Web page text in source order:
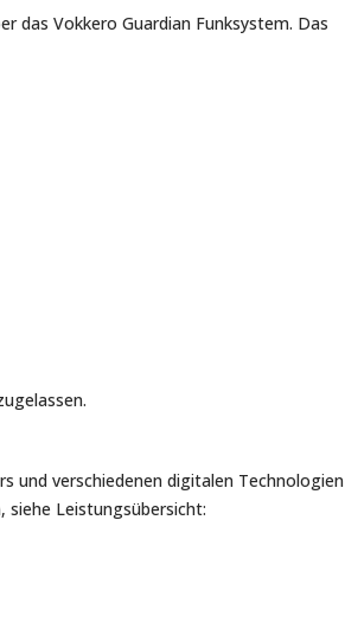
das Vokkero Guardian Funksystem. Das
und verschiedenen digitalen Technologien
Leistungsübersicht: